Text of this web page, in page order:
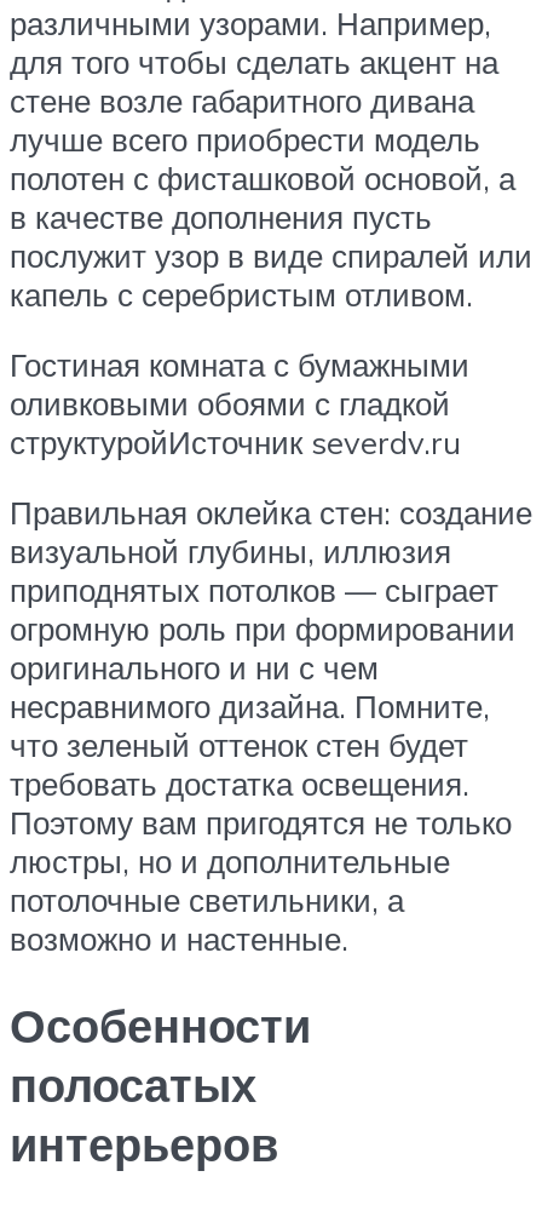
различными узорами. Например,
для того чтобы сделать акцент на
стене возле габаритного дивана
лучше всего приобрести модель
полотен с фисташковой основой, а
в качестве дополнения пусть
послужит узор в виде спиралей или
капель с серебристым отливом.
Гостиная комната с бумажными
оливковыми обоями с гладкой
структуройИсточник severdv.ru
Правильная оклейка стен: создание
визуальной глубины, иллюзия
приподнятых потолков — сыграет
огромную роль при формировании
оригинального и ни с чем
несравнимого дизайна. Помните,
что зеленый оттенок стен будет
требовать достатка освещения.
Поэтому вам пригодятся не только
люстры, но и дополнительные
потолочные светильники, а
возможно и настенные.
Особенности
полосатых
интерьеров